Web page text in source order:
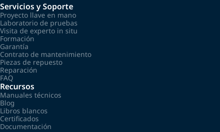
Servicios y Soporte
Proyecto llave en mano
Laboratorio de pruebas
Visita de experto in situ
Formación
Garantía
Contrato de mantenimiento
Piezas de repuesto
Reparación
FAQ
Recursos
Manuales técnicos
Blog
Libros blancos
Certificados
Documentación